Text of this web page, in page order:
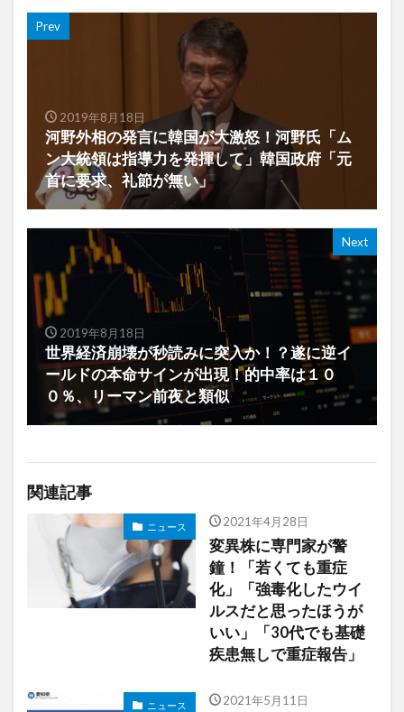
Prev
2019年8月18日
河野外相の発言に韓国が大激怒！河野氏「ム
ン大統領は指導力を発揮して」韓国政府「元
首に要求、礼節が無い」
Next
2019年8月18日
世界経済崩壊が秒読みに突入か！？遂に逆イ
ールドの本命サインが出現！的中率は１０
０％、リーマン前夜と類似
関連記事
ニュース 2021年4月28日
変異株に専門家が警
鐘！「若くても重症
化」「強毒化したウイ
ルスだと思ったほうが
いい」「30代でも基礎
疾患無しで重症報告」
ニュース 2021年5月11日